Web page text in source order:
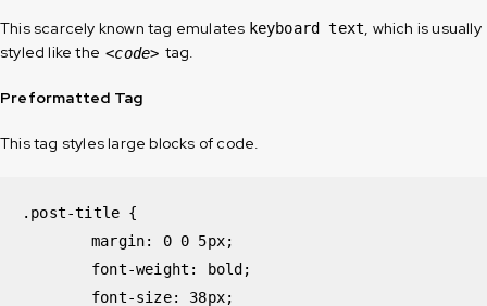
This scarcely known tag emulates keyboard text, which is usually
styled like the <code> tag.
Preformatted Tag
This tag styles large blocks of code.
.post-title {